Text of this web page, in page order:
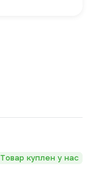
Товар куплен у нас